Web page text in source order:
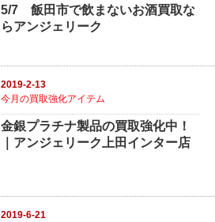
5/7 飯田市で飲まないお酒買取な
らアンジェリーク
2019-2-13
今月の買取強化アイテム
金銀プラチナ製品の買取強化中！
｜アンジェリーク上田インター店
2019-6-21